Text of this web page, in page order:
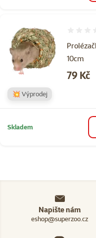
10cm
Cena
79 Kč
💥 Výprodej
Skladem
Napište nám
eshop@superzoo.cz